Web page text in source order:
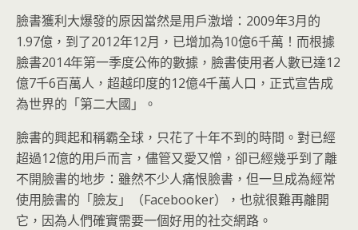
臉書獲利大爆發的原因當然是用戶激增：2009年3月的
1.97億，到了2012年12月，已增加為10億6千萬！而根據
臉書2014年第一季度公佈的數據，臉書使用者人數已達12
億7千6百萬人，超越印度的12億4千萬人口，正式宣告成
為世界的「第二大國」。
臉書的興起和稱霸全球，只花了十年不到的時間。對已經
超過12億的用戶而言，儘管又愛又憎，卻已經幾乎到了離
不開臉書的地步：雖然不少人痛恨臉書，但一旦成為經常
使用臉書的「臉友」（Facebooker），也就很難再離開
它，因為人們確實需要一個好用的社交網路。